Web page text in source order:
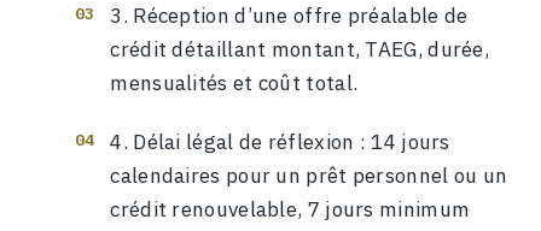
Réception d’une offre préalable de
crédit détaillant montant, TAEG, durée,
mensualités et coût total.
Délai légal de réflexion : 14 jours
calendaires pour un prêt personnel ou un
crédit renouvelable, 7 jours minimum